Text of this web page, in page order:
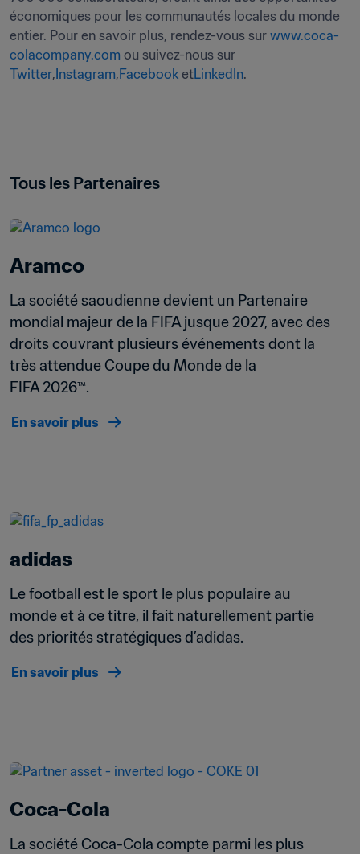
économiques pour les communautés locales du monde
entier. Pour en savoir plus, rendez-vous sur www.coca-
colacompany.com
Twitter, Instagram, Facebook etLinkedIn.
Tous les Partenaires
Aramco
La société saoudienne devient un Partenaire
mondial majeur de la FIFA jusque 2027, avec des
droits couvrant plusieurs événements dont la
très attendue Coupe du Monde de la
FIFA 2026™.
En savoir plus
adidas
Le football est le sport le plus populaire au
monde et à ce titre, il fait naturellement partie
des priorités stratégiques d’adidas.
En savoir plus
Coca-Cola
La société Coca-Cola compte parmi les plus